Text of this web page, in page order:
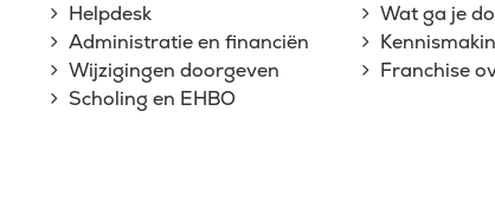
Helpdesk
Administratie en financiën
Wijzigingen doorgeven
Scholing en EHBO
Wat ga je
Franchise